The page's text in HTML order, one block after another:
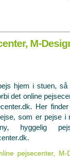
M-
hjem i stuen, så
det online
Her
som er pejse i
hyggelig
pejsecenter, M-